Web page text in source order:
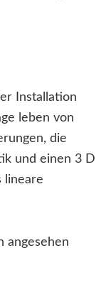
Installation
leben von
die
und einen 3 D
lineare
angesehen